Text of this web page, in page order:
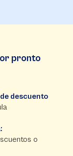
pronto
de descuento
o